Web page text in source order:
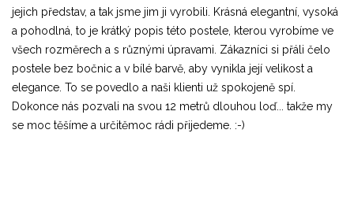
jejich představ, a tak jsme jim ji vyrobili. Krásná elegantní, vysoká
a pohodlná, to je krátký popis této postele, kterou vyrobíme ve
všech rozměrech a s různými úpravami. Zákazníci si přáli čelo
postele bez bočnic a v bílé barvě, aby vynikla její velikost a
elegance. To se povedlo a naši klienti už spokojeně spí.
Dokonce nás pozvali na svou 12 metrů dlouhou loď... takže my
se moc těšíme a určitěmoc rádi přijedeme. :-)